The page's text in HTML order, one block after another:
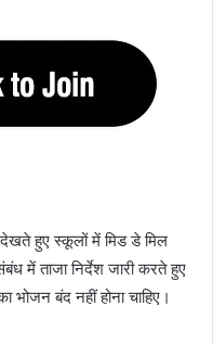
हुए स्कूलों में मिड डे मिल
में ताजा निर्देश जारी करते हुए
बंद नहीं होना चाहिए।